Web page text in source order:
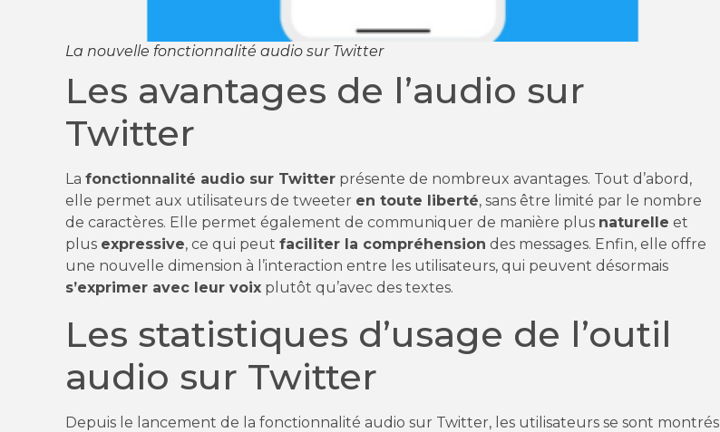
La nouvelle fonctionnalité audio sur Twitter
Les avantages de l’audio sur
Twitter
La fonctionnalité audio sur Twitter présente de nombreux avantages. Tout d’abord,
elle permet aux utilisateurs de tweeter en toute liberté, sans être limité par le nombre
de caractères. Elle permet également de communiquer de manière plus naturelle et
plus expressive, ce qui peut faciliter la compréhension des messages. Enfin, elle offre
une nouvelle dimension à l’interaction entre les utilisateurs, qui peuvent désormais
s’exprimer avec leur voix plutôt qu’avec des textes.
Les statistiques d’usage de l’outil
audio sur Twitter
Depuis le lancement de la fonctionnalité audio sur Twitter, les utilisateurs se sont montrés